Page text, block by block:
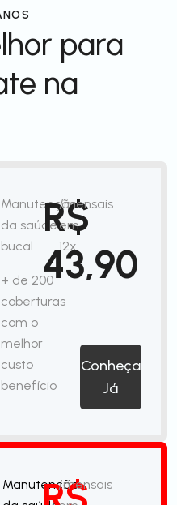
para
na
Manutenção
da saúde
bucal
+ de 200
coberturas
com o
melhor
custo
benefício
R$
43,90
/mensais
em
12x
Conheça
Já
Manutenção/mensais